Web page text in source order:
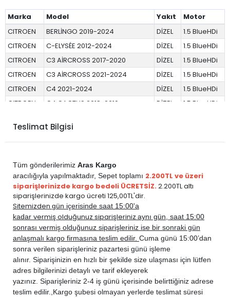
Marka Model Yakıt
Motor
CITROEN
BERLİNGO 2019-2024 DİZEL
1.5 BlueHDi
CITROEN
C-ELYSÉE 2012-2024 DİZEL
1.5 BlueHDi
CITROEN
C3 AİRCROSS 2017-2020 DİZEL
1.5 BlueHDi
CITROEN
C3 AİRCROSS 2021-2024 DİZEL
1.5 BlueHDi
CITROEN
C4 2021-2024 DİZEL
1.5 BlueHDi
CITROEN
C4 CACTUS 2018-2019 DİZEL
1.5 BlueHDi
CITROEN
C5 AİRCROSS 2019-2024
DS
DS 4 2022-2024
DS
DS 7 CROSSBACK 2018-2022 DİZEL
1.5 BlueHDi
DS
DS 7 CROSSBACK 2022-2024 DİZEL
1.5 BlueHDi
PEUGEOT
2008 2013-2019
PEUGEOT
2008 2020-2024 DİZEL
1.5 BlueHDi
PEUGEOT
208 2012-2020 DİZEL
1.5 BlueHDi
PEUGEOT
208 2020-2024 DİZEL
PEUGEOT
3008 2017-2024 DİZEL
1.5 BlueHDi
PEUGEOT
301 2012-2020
PEUGEOT
308 2014-2021 DİZEL
1.5 BlueHDi
Teslimat Bilgisi
Tüm gönderilerimiz Aras Kargo
aracılığıyla yapılmaktadır, Sepet toplamı 2.200TL ve üzeri
siparişlerinizde kargo bedeli ÜCRETSİZ.2.200TL altı
siparişlerinizde kargo ücreti 125,00TL'dir.
Sitemizden gün içerisinde saat 15:00'a
kadar vermiş olduğunuz siparişleriniz aynı gün, saat 15:00
sonrası vermiş olduğunuz siparişleriniz ise bir sonraki gün
anlaşmalı kargo firmasına teslim edilir. Cuma günü 15:00’dan
sonra verilen siparişleriniz pazartesi günü işleme
alınır. Siparişinizin en hızlı bir şekilde size ulaşması için lütfen
adres bilgilerinizi detaylı ve tarif ekleyerek
yazınız. Siparişleriniz 2-4 iş günü içerisinde belirttiğiniz adrese
teslim edilir., Kargo şubesi olmayan yerlerde teslimat süresi